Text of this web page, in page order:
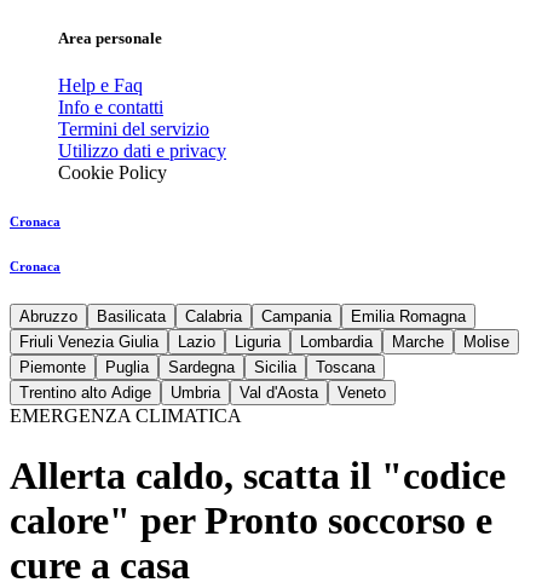
Area personale
Help e Faq
Info e contatti
Termini del servizio
Utilizzo dati e privacy
Cookie Policy
Cronaca
Cronaca
Abruzzo Basilicata Calabria Campania
Emilia Romagna
Friuli Venezia Giulia
Lazio Liguria Lombardia Marche
Molise
Piemonte
Puglia Sardegna Sicilia
Toscana
Trentino alto Adige
Umbria Val d'Aosta Veneto
EMERGENZA CLIMATICA
Allerta caldo, scatta il "codice
calore" per Pronto soccorso e
cure a casa